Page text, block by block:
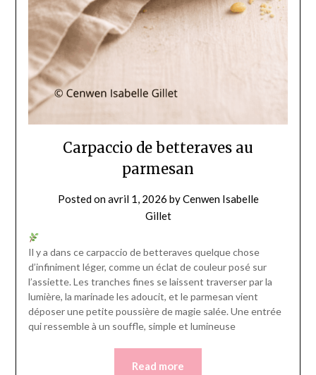
Carpaccio de betteraves au
parmesan
Posted onavril 1, 2026 byCenwen Isabelle
Gillet
Il y a dans ce carpaccio de betteraves quelque chose
d’infiniment léger, comme un éclat de couleur posé sur
l’assiette. Les tranches fines se laissent traverser par la
lumière, la marinade les adoucit, et le parmesan vient
déposer une petite poussière de magie salée. Une entrée
qui ressemble à un souffle, simple et lumineuse
Read more